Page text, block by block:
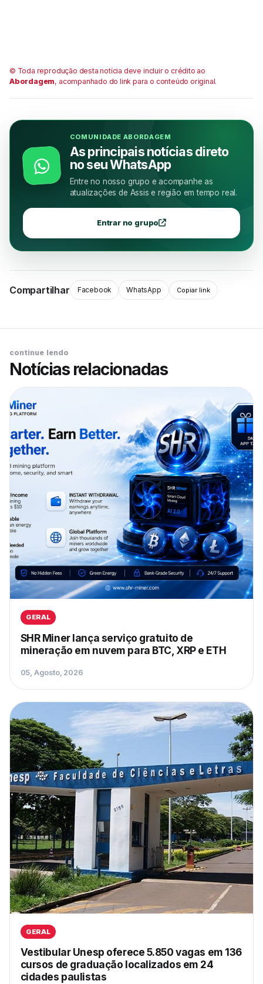
© Toda reprodução desta notícia deve incluir o crédito ao
Abordagem, acompanhado do link para o conteúdo original.
COMUNIDADE ABORDAGEM
As principais notícias direto
no seu WhatsApp
Entre no nosso grupo e acompanhe as
atualizações de Assis e região em tempo real.
Entrar no grupo
Compartilhar Facebook WhatsApp Copiar link
continue lendo
Notícias relacionadas
GERAL
SHR Miner lança serviço gratuito de
mineração em nuvem para BTC, XRP e ETH
05, Agosto, 2026
GERAL
Vestibular Unesp oferece 5.850 vagas em 136
cursos de graduação localizados em 24
cidades paulistas